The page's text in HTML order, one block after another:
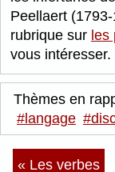
Peellaert
rubrique sur
vous intéresser.
Thèmes en
#langage
« Les verbes